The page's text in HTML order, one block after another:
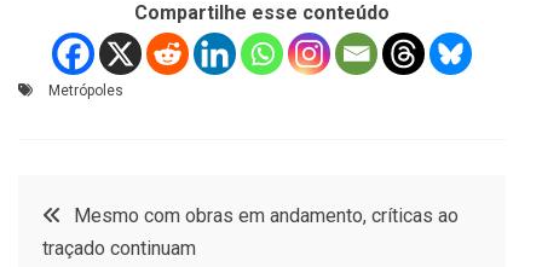
Compartilhe esse conteúdo
Metrópoles
Navegação
Mesmo com obras em andamento, críticas ao
traçado continuam